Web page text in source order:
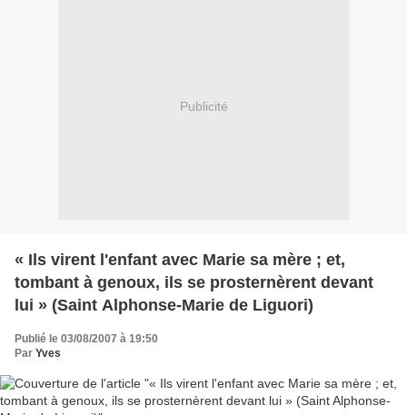
Publicité
« Ils virent l'enfant avec Marie sa mère ; et,
tombant à genoux, ils se prosternèrent devant
lui » (Saint Alphonse-Marie de Liguori)
Publié le 03/08/2007 à 19:50
Par Yves